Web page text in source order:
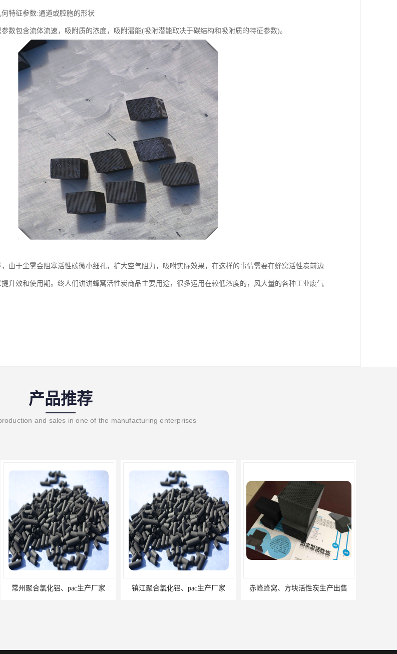
特征参数:通道或腔胞的形状
数包含流体流速，吸附质的浓度，吸附潜能(吸附潜能取决于碳结构和吸附质的特征参数)。
由于尘雾会阻塞活性碳微小细孔，扩大空气阻力，吸咐实际效果，在这样的事情需要在蜂窝活性炭前边
升效和使用期。终人们讲讲蜂窝活性炭商品主要用途，很多运用在较低浓度的，风大量的各种工业废气
产品推荐
and sales in one of the manufacturing enterprises
常州聚合氯化铝、pac生产厂家 镇江聚合氯化铝、pac生产厂家 赤峰蜂窝、方块活性炭生产出售